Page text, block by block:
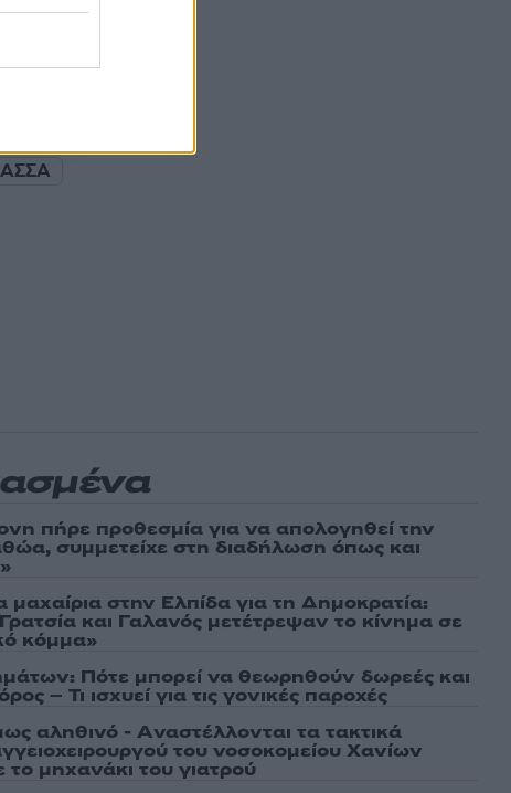
πήρε προθεσμία για να απολογηθεί την
συμμετείχε στη διαδήλωση όπως και
στην Ελπίδα για τη Δημοκρατία:
και Γαλανός μετέτρεψαν το κίνημα σε
κόμμα»
Πότε μπορεί να θεωρηθούν δωρεές και
– Τι ισχυεί για τις γονικές παροχές
αληθινό - Aναστέλλονται τα τακτικά
του νοσοκομείου Χανίων
το μηχανάκι του γιατρού